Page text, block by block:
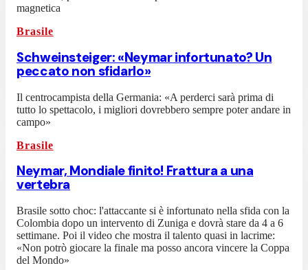
magnetica
Brasile
Schweinsteiger: «Neymar infortunato? Un
peccato non sfidarlo»
Il centrocampista della Germania: «A perderci sarà prima di
tutto lo spettacolo, i migliori dovrebbero sempre poter andare in
campo»
Brasile
Neymar, Mondiale finito! Frattura a una
vertebra
Brasile sotto choc: l'attaccante si è infortunato nella sfida con la
Colombia dopo un intervento di Zuniga e dovrà stare da 4 a 6
settimane. Poi il video che mostra il talento quasi in lacrime:
«Non potrò giocare la finale ma posso ancora vincere la Coppa
del Mondo»